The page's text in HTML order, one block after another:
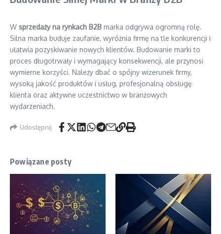
W sprzedaży na rynkach B2B marka odgrywa ogromną rolę.
Silna marka buduje zaufanie, wyróżnia firmę na tle konkurencji i
ułatwia pozyskiwanie nowych klientów. Budowanie marki to
proces długotrwały i wymagający konsekwencji, ale przynosi
wymierne korzyści. Należy dbać o spójny wizerunek firmy,
wysoką jakość produktów i usług, profesjonalną obsługę
klienta oraz aktywne uczestnictwo w branżowych
wydarzeniach.
Udostępnij
Powiązane posty